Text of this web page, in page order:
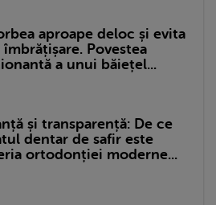
aproape deloc și evita
Povestea
a unui băiețel...
și transparență: De ce
dentar de safir este
ortodonției moderne...